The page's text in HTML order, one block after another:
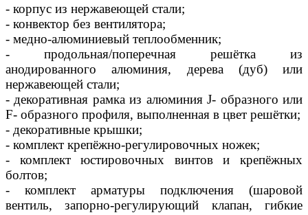
- корпус из нержавеющей стали;
- конвектор без вентилятора;
- медно-алюминиевый теплообменник;
- продольная/поперечная решётка из
анодированного алюминия, дерева (дуб) или
нержавеющей стали;
- декоративная рамка из алюминия J- образного или
F- образного профиля, выполненная в цвет решётки;
- декоративные крышки;
- комплект крепёжно-регулировочных ножек;
- комплект юстировочных винтов и крепёжных
болтов;
- комплект арматуры подключения (шаровой
вентиль, запорно-регулирующий клапан, гибкие